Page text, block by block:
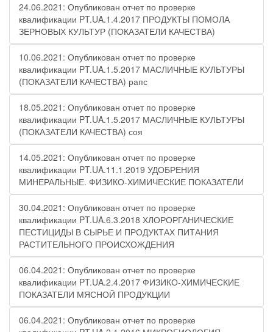
24.06.2021: Опубликован отчет по проверке
квалификации PT.UA.1.4.2017 ПРОДУКТЫ ПОМОЛА
ЗЕРНОВЫХ КУЛЬТУР (ПОКАЗАТЕЛИ КАЧЕСТВА)
10.06.2021: Опубликован отчет по проверке
квалификации PT.UA.1.5.2017 МАСЛИЧНЫЕ КУЛЬТУРЫ
(ПОКАЗАТЕЛИ КАЧЕСТВА) рапс
18.05.2021: Опубликован отчет по проверке
квалификации PT.UA.1.5.2017 МАСЛИЧНЫЕ КУЛЬТУРЫ
(ПОКАЗАТЕЛИ КАЧЕСТВА) соя
14.05.2021: Опубликован отчет по проверке
квалификации PT.UA.11.1.2019 УДОБРЕНИЯ
МИНЕРАЛЬНЫЕ. ФИЗИКО-ХИМИЧЕСКИЕ ПОКАЗАТЕЛИ
30.04.2021: Опубликован отчет по проверке
квалификации PT.UA.6.3.2018 ХЛОРОРГАНИЧЕСКИЕ
ПЕСТИЦИДЫ В СЫРЬЕ И ПРОДУКТАХ ПИТАНИЯ
РАСТИТЕЛЬНОГО ПРОИСХОЖДЕНИЯ
06.04.2021: Опубликован отчет по проверке
квалификации PT.UA.2.4.2017 ФИЗИКО-ХИМИЧЕСКИЕ
ПОКАЗАТЕЛИ МЯСНОЙ ПРОДУКЦИИ
06.04.2021: Опубликован отчет по проверке